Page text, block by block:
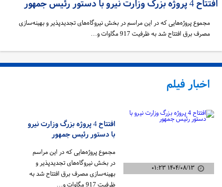
مجموع پروژه‌هایی که در این مراسم در بخش نیروگاه‌های تجدیدپذیر و بهینه‌سازی
اخبار فیلم
۱۴۰۴/۰۸/۱۳ ۰۱:۲۳
افتتاح 4 پروژه بزرگ وزارت نیرو
مجموع پروژه‌هایی که در این مراسم
در بخش نیروگاه‌های تجدیدپذیر و
بهینه‌سازی مصرف برق افتتاح شد به